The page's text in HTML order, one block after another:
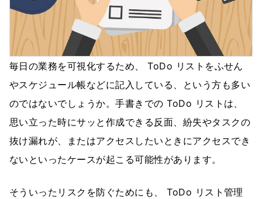
毎日の業務を可視化するため、 ToDo リストをふせん
やスケジュール帳などに記入している、という方も多い
のではないでしょうか。手書きでの ToDo リストは、
思い立った時にサッと作成できる反面、紛失やタスクの
抜け漏れが、またはアクセスしたいときにアクセスでき
ないといったケースが起こる可能性があります。
そういったリスクを防ぐためにも、 ToDo リスト管理